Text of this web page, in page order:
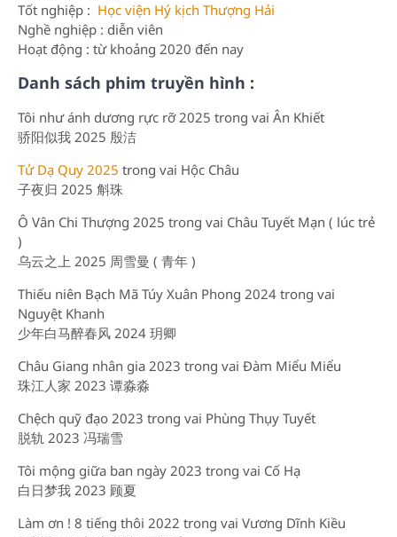
Tốt nghiệp : Học viện Hý kịch Thượng Hải
Nghề nghiệp : diễn viên
Hoạt động : từ khoảng 2020 đến nay
Danh sách phim truyền hình :
Tôi như ánh dương rực rỡ 2025 trong vai Ân Khiết
骄阳似我 2025 殷洁
Tử Dạ Quy 2025 trong vai Hộc Châu
子夜归 2025 斛珠
Ô Vân Chi Thượng 2025 trong vai Châu Tuyết Mạn ( lúc trẻ
)
乌云之上 2025 周雪曼 ( 青年 )
Thiếu niên Bạch Mã Túy Xuân Phong 2024 trong vai
Nguyệt Khanh
少年白马醉春风 2024 玥卿
Châu Giang nhân gia 2023 trong vai Đàm Miểu Miểu
珠江人家 2023 谭淼淼
Chệch quỹ đạo 2023 trong vai Phùng Thụy Tuyết
脱轨 2023 冯瑞雪
Tôi mộng giữa ban ngày 2023 trong vai Cố Hạ
白日梦我 2023 顾夏
Làm ơn ! 8 tiếng thôi 2022 trong vai Vương Dĩnh Kiều